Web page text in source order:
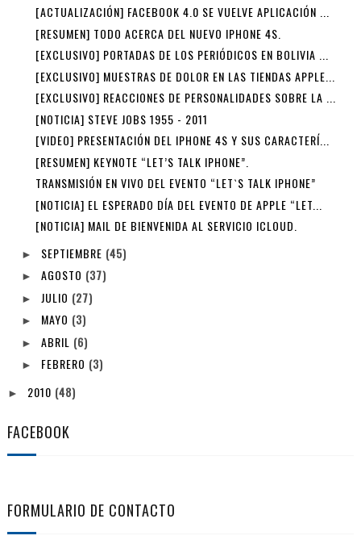
[ACTUALIZACIÓN] FACEBOOK 4.0 SE VUELVE APLICACIÓN ...
[RESUMEN] TODO ACERCA DEL NUEVO IPHONE 4S.
[EXCLUSIVO] PORTADAS DE LOS PERIÓDICOS EN BOLIVIA ...
[EXCLUSIVO] MUESTRAS DE DOLOR EN LAS TIENDAS APPLE...
[EXCLUSIVO] REACCIONES DE PERSONALIDADES SOBRE LA ...
[NOTICIA] STEVE JOBS 1955 - 2011
[VIDEO] PRESENTACIÓN DEL IPHONE 4S Y SUS CARACTERÍ...
[RESUMEN] KEYNOTE “LET’S TALK IPHONE”.
TRANSMISIÓN EN VIVO DEL EVENTO “LET`S TALK IPHONE”
[NOTICIA] EL ESPERADO DÍA DEL EVENTO DE APPLE “LET...
[NOTICIA] MAIL DE BIENVENIDA AL SERVICIO ICLOUD.
► SEPTIEMBRE (45)
► AGOSTO (37)
► JULIO (27)
► MAYO (3)
► ABRIL (6)
► FEBRERO (3)
► 2010 (48)
FACEBOOK
FORMULARIO DE CONTACTO